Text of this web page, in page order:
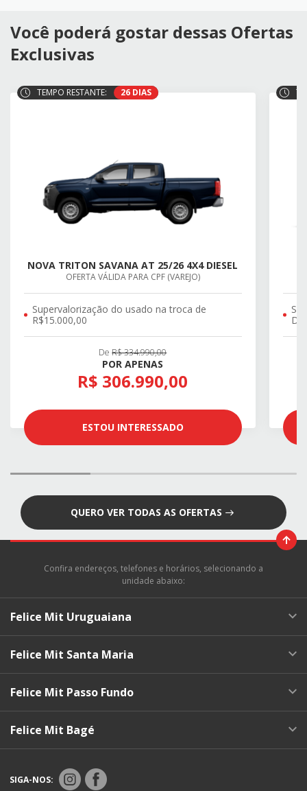
Você poderá gostar dessas Ofertas
Exclusivas
TEMPO RESTANTE: 26 DIAS
NOVA TRITON SAVANA AT 25/26 4X4 DIESEL
OFERTA VÁLIDA PARA CPF (VAREJO)
Supervalorização do usado na troca de
R$15.000,00
DeR$ 334.990,00
POR APENAS
R$ 306.990,00
ESTOU INTERESSADO
QUERO VER TODAS AS OFERTAS
Confira endereços, telefones e horários, selecionando a
unidade abaixo:
Felice Mit Uruguaiana
Felice Mit Santa Maria
Felice Mit Passo Fundo
Felice Mit Bagé
SIGA-NOS: